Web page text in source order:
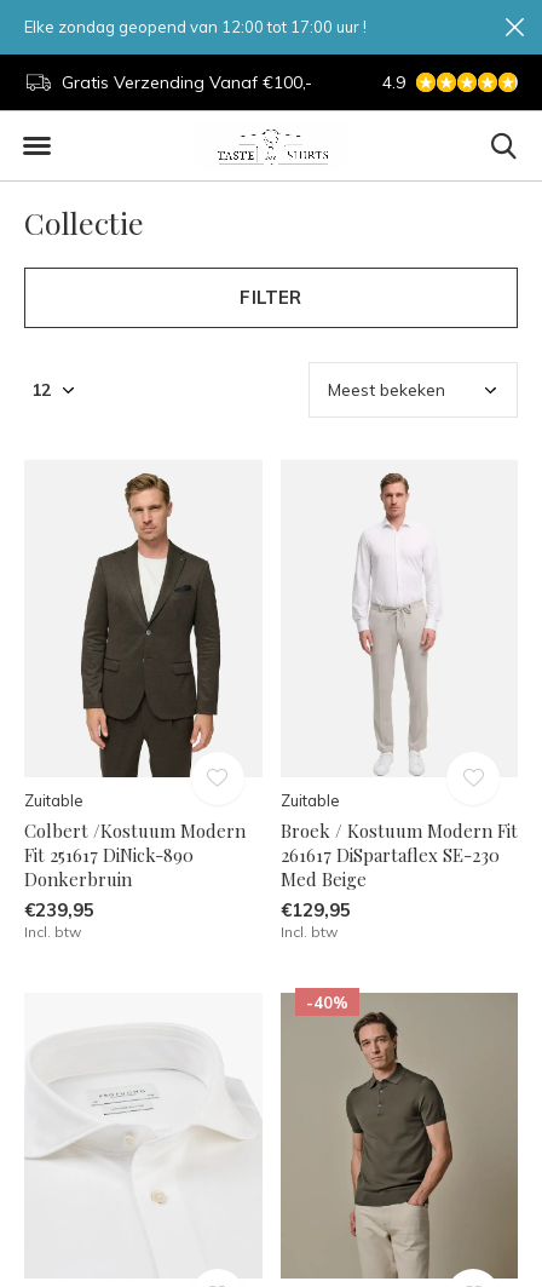
Gratis Verzending Vanaf €100,- 7 Dagen Per
4.9
Elke zondag geopend van 12:00 tot 17:00 uur !
Collectie
FILTER
Zuitable
Colbert /Kostuum Modern
Fit 251617 DiNick-890
Donkerbruin
€239,95
Incl. btw
Zuitable
Broek / Kostuum Modern Fit
261617 DiSpartaflex SE-230
Med Beige
€129,95
Incl. btw
-40%